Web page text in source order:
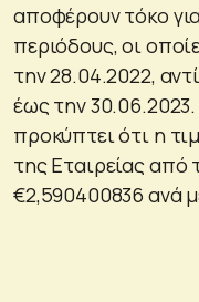
αποφέρουν τόκο
περιόδους, οι
την 28.04.2022,
έως την
προκύπτει ότι η
της Εταιρείας από
€2,590400836 ανά